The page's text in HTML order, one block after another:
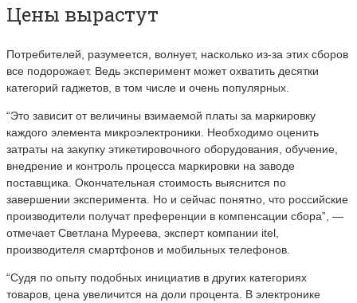
Цены вырастут
Потребителей, разумеется, волнует, насколько из-за этих сборов
все подорожает. Ведь эксперимент может охватить десятки
категорий гаджетов, в том числе и очень популярных.
“Это зависит от величины взимаемой платы за маркировку
каждого элемента микроэлектроники. Необходимо оценить
затраты на закупку этикетировочного оборудования, обучение,
внедрение и контроль процесса маркировки на заводе
поставщика. Окончательная стоимость выяснится по
завершении эксперимента. Но и сейчас понятно, что российские
производители получат преференции в компенсации сбора”, —
отмечает Светлана Муреева, эксперт компании itel,
производителя смартфонов и мобильных телефонов.
“Судя по опыту подобных инициатив в других категориях
товаров, цена увеличится на доли процента. В электронике